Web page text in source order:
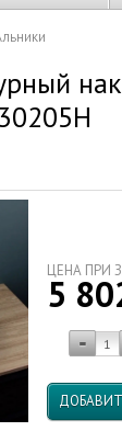
ЦЕНА ПРИ
5